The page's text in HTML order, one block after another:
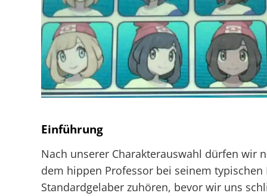
Einführung
Nach unserer Charakterauswahl dürfen wir
dem hippen Professor bei seinem typischen
Standardgelaber zuhören, bevor wir uns